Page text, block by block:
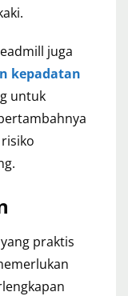
juga
kepadatan
untuk
praktis